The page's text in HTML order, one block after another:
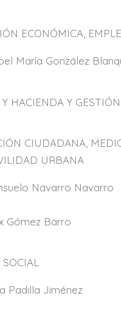
ECONÓMICA,
María González
HACIENDA Y
CIUDADANA,
URBANA
Navarro Navarro
Gómez Barro
Padilla Jiménez